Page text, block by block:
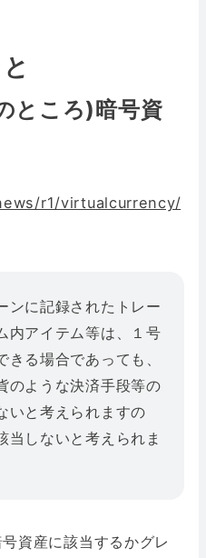
ところ)暗号資
r1/virtualcurrency/
ンに記録されたトレー
内アイテム等は、１号
る場合であっても、
のような決済手段等の
いと考えられますの
当しないと考えられま
資産に該当するかグレ